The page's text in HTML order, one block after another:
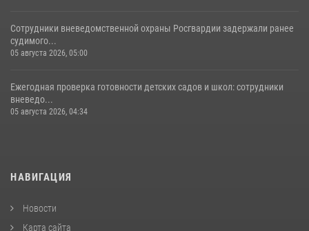
Сотрудники вневедомственной охраны Росгвардии задержали ранее
судимого...
05 августа 2026, 05:00
Ежегодная проверка готовности детских садов и школ: сотрудники
вневедо...
05 августа 2026, 04:34
НАВИГАЦИЯ
Новости
Карта сайта